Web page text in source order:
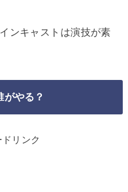
ンキャストは演技が素
やる？
リンク